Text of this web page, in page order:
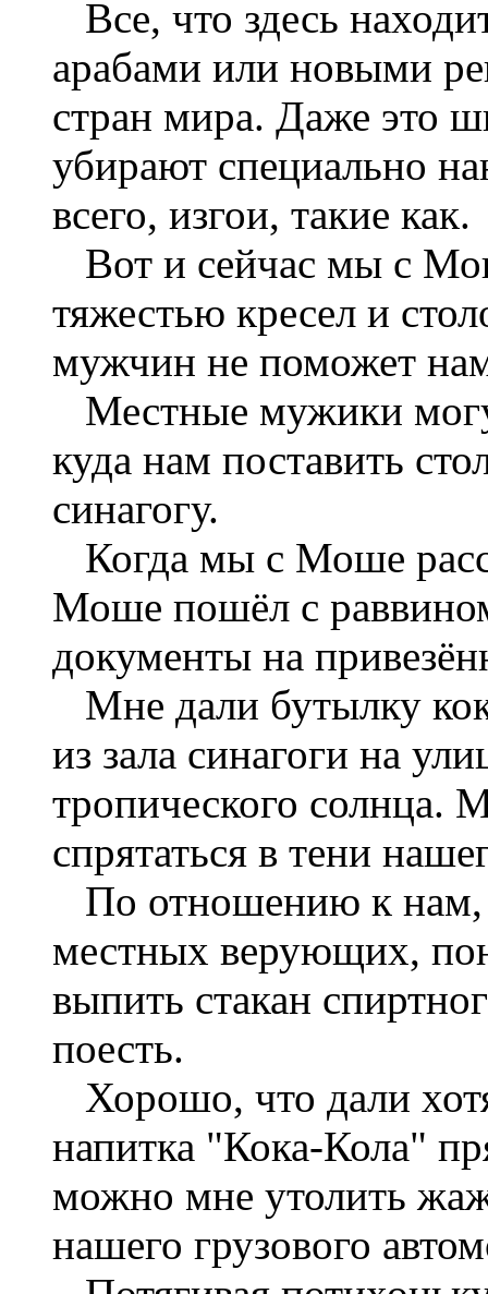
Все, что здесь
арабами или новыми
стран мира. Даже это
убирают специально
всего, изгои, такие как.
Вот и сейчас мы с
тяжестью кресел и
мужчин не поможет
Местные мужики
куда нам поставить
синагогу.
Когда мы с Моше
Моше пошёл с
документы на
Мне дали бутылку
из зала синагоги на
тропического солнца.
спрятаться в тени
По отношению к нам,
местных верующих,
выпить стакан
поесть.
Хорошо, что дали
напитка "Кока-Кола"
можно мне утолить
нашего грузового